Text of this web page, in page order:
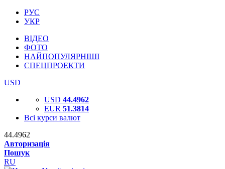
РУС
УКР
ВІДЕО
ФОТО
НАЙПОПУЛЯРНІШІ
СПЕЦПРОЕКТИ
USD
USD 44.4962
EUR 51.3814
Всі курси валют
44.4962
Авторизація
Пошук
RU